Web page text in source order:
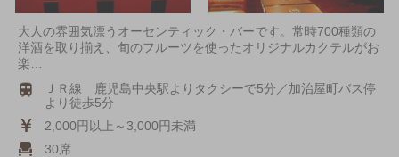
大人の雰囲気漂うオーセンティック・バーです。常時700種類の
洋酒を取り揃え、旬のフルーツを使ったオリジナルカクテルがお
楽…
ＪＲ線 鹿児島中央駅よりタクシーで5分／加治屋町バス停
より徒歩5分
2,000円以上～3,000円未満
30席